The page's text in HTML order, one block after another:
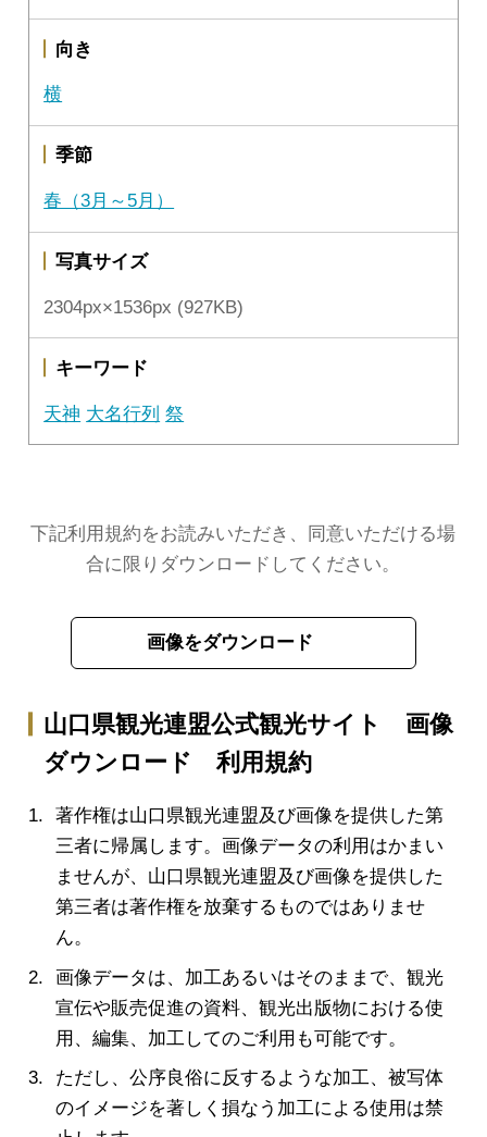
向き
横
季節
春（3月～5月）
写真サイズ
2304px×1536px (927KB)
キーワード
天神 大名行列 祭
下記利用規約をお読みいただき、同意いただける場
合に限りダウンロードしてください。
画像をダウンロード
山口県観光連盟公式観光サイト 画像
ダウンロード 利用規約
著作権は山口県観光連盟及び画像を提供した第
三者に帰属します。画像データの利用はかまい
ませんが、山口県観光連盟及び画像を提供した
第三者は著作権を放棄するものではありませ
ん。
画像データは、加工あるいはそのままで、観光
宣伝や販売促進の資料、観光出版物における使
用、編集、加工してのご利用も可能です。
ただし、公序良俗に反するような加工、被写体
のイメージを著しく損なう加工による使用は禁